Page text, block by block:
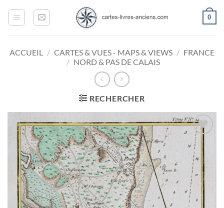
0
ACCUEIL / CARTES & VUES - MAPS & VIEWS / FRANCE
/ NORD & PAS DE CALAIS
RECHERCHER
Ajouter
à la
wishlist